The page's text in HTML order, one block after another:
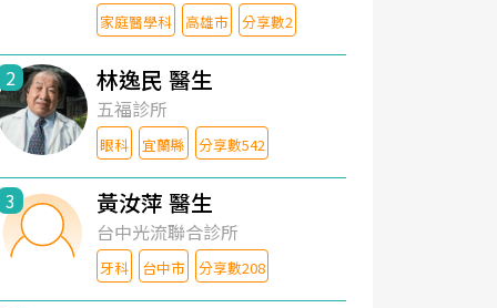
家庭醫學科 高雄市 分享數2
2 林逸民 醫生
五福診所
眼科 宜蘭縣 分享數542
3 黃汝萍 醫生
台中光流聯合診所
牙科 台中市 分享數208